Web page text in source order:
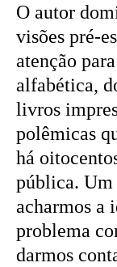
O autor
visões pré-
atenção
alfabética,
livros
polêmicas
há
pública. Um
acharmos a
problema
darmos